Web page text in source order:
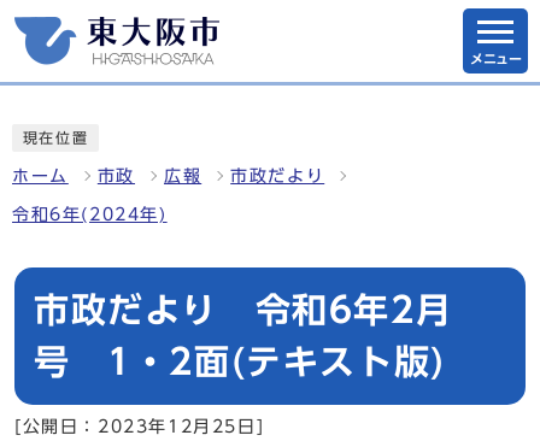
メニュー
現在位置
ホーム 市政 広報 市政だより
令和6年(2024年)
市政だより 令和6年2月
号 1・2面(テキスト版)
[公開日：2023年12月25日]